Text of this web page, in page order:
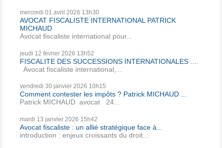
mercredi 01 avril 2026 13h30
AVOCAT FISCALISTE INTERNATIONAL PATRICK
MICHAUD
Avocat fiscaliste international pour...
jeudi 12 février 2026 13h52
FISCALITE DES SUCCESSIONS INTERNATIONALES ....
Avocat fiscaliste international,...
vendredi 30 janvier 2026 10h15
Comment contester les impôts ? Patrick MICHAUD ...
Patrick MICHAUD avocat 24...
mardi 13 janvier 2026 15h42
Avocat fiscaliste : un allié stratégique face à...
introduction : enjeux croissants du droit...